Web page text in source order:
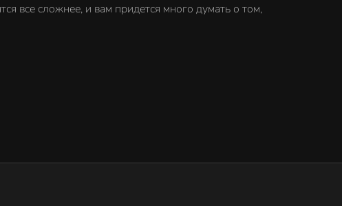
все сложнее, и вам придется много думать о том,